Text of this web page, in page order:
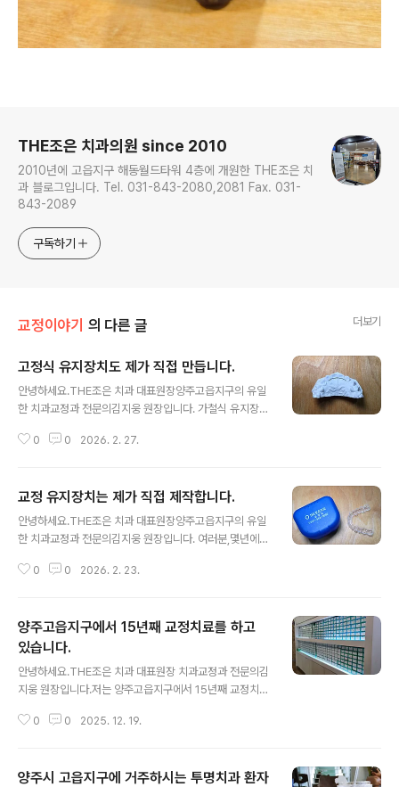
THE조은 치과의원 since 2010
2010년에 고읍지구 해동월드타워 4층에 개원한 THE조은 치
과 블로그입니다. Tel. 031-843-2080,2081 Fax. 031-
843-2089
구독하기
교정이야기 의 다른 글 더보기
고정식 유지장치도 제가 직접 만듭니다.
안녕하세요.THE조은 치과 대표원장양주고읍지구의 유일
한 치과교정과 전문의김지웅 원장입니다. 가철식 유지장치
다.오늘도 하나 만들었습니다. 고정식 유지장치 제작에서
정원장인 제가 모든 것을 직접하고 있습니다.믿고 맡겨 주
십시오. 최선을 다 하겠습니다.^^
0 0 2026. 2. 27.
교정 유지장치는 제가 직접 제작합니다.
안녕하세요.THE조은 치과 대표원장양주고읍지구의 유일
한 치과교정과 전문의김지웅 원장입니다. 여러분,몇년에
유지 입니다. 교정은 억지로 치아를 움직이는 것이기 때문
꼭 필요합니다. 이렇게 중요한 유지장치! THE조은 치과에
서는교정원장인 제가 직접 만들고 있습니다.오늘도 만들었
습니다.THE조은 치과에서는 교정치료는 물론 유지장치
제작까지교정원장인 제가 모든 것을 직접하고 있습니다.믿
고 맡겨 주십시오. 최선을 다 하겠습니다.^^
0 0 2026. 2. 23.
양주고읍지구에서 15년째 교정치료를 하고
있습니다.
안녕하세요.THE조은 치과 대표원장 치과교정과 전문의김
지웅 원장입니다.저는 양주고읍지구에서 15년째 교정치료
모르시는 분들이 많은 데 저는 15년동안 교정치료를 하고
0 0 2025. 12. 19.
양주시 고읍지구에 거주하시는 투명치과 환자